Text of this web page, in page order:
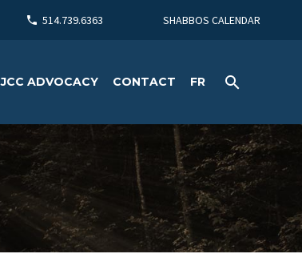
514.739.6363 SHABBOS CALENDAR
JCC ADVOCACY CONTACT FR